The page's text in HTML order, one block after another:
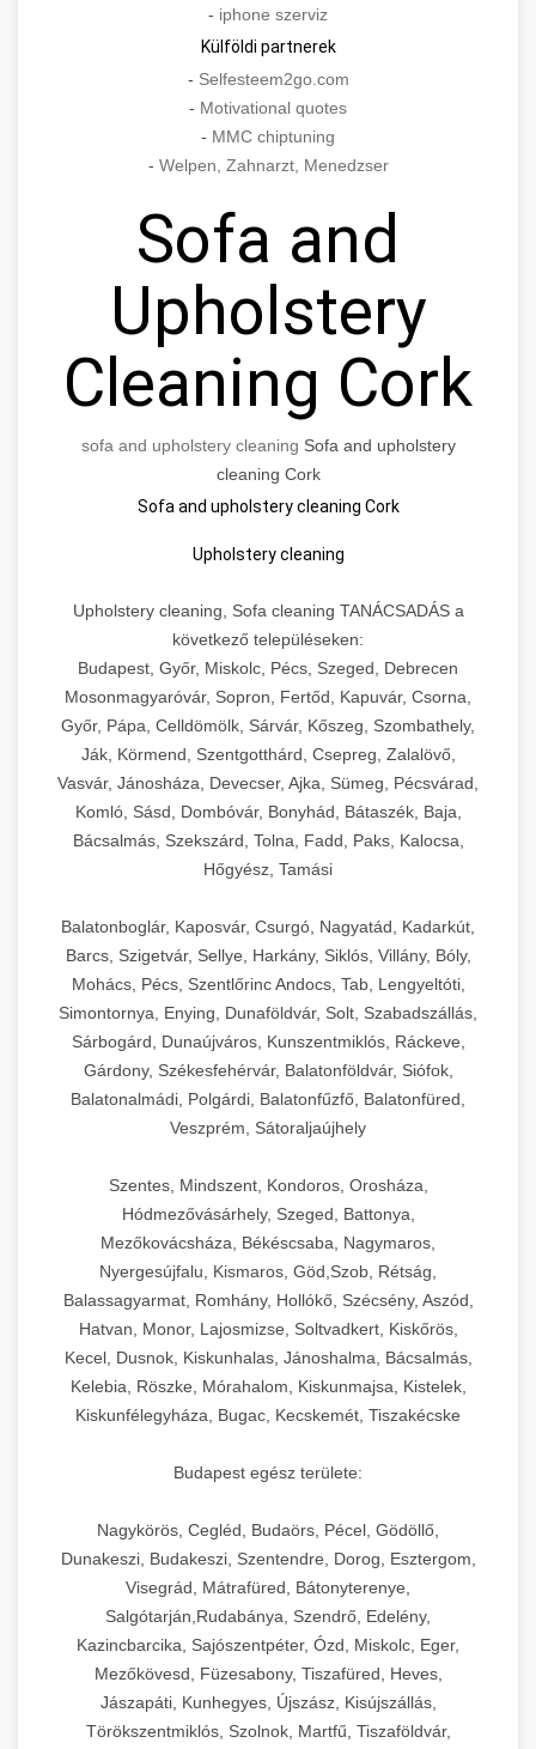
- iphone szerviz
Külföldi partnerek
- Selfesteem2go.com
- Motivational quotes
- MMC chiptuning
- Welpen, Zahnarzt, Menedzser
Sofa and
Upholstery
Cleaning Cork
sofa and upholstery cleaning Sofa and upholstery
cleaning Cork
Sofa and upholstery cleaning Cork
Upholstery cleaning
Upholstery cleaning, Sofa cleaning TANÁCSADÁS a
következő településeken:
Budapest, Győr, Miskolc, Pécs, Szeged, Debrecen
Mosonmagyaróvár, Sopron, Fertőd, Kapuvár, Csorna,
Győr, Pápa, Celldömölk, Sárvár, Kőszeg, Szombathely,
Ják, Körmend, Szentgotthárd, Csepreg, Zalalövő,
Vasvár, Jánosháza, Devecser, Ajka, Sümeg, Pécsvárad,
Komló, Sásd, Dombóvár, Bonyhád, Bátaszék, Baja,
Bácsalmás, Szekszárd, Tolna, Fadd, Paks, Kalocsa,
Hőgyész, Tamási
Balatonboglár, Kaposvár, Csurgó, Nagyatád, Kadarkút,
Barcs, Szigetvár, Sellye, Harkány, Siklós, Villány, Bóly,
Mohács, Pécs, Szentlőrinc Andocs, Tab, Lengyeltóti,
Simontornya, Enying, Dunaföldvár, Solt, Szabadszállás,
Sárbogárd, Dunaújváros, Kunszentmiklós, Ráckeve,
Gárdony, Székesfehérvár, Balatonföldvár, Siófok,
Balatonalmádi, Polgárdi, Balatonfűzfő, Balatonfüred,
Veszprém, Sátoraljaújhely
Szentes, Mindszent, Kondoros, Orosháza,
Hódmezővásárhely, Szeged, Battonya,
Mezőkovácsháza, Békéscsaba, Nagymaros,
Nyergesújfalu, Kismaros, Göd,Szob, Rétság,
Balassagyarmat, Romhány, Hollókő, Szécsény, Aszód,
Hatvan, Monor, Lajosmizse, Soltvadkert, Kiskőrös,
Kecel, Dusnok, Kiskunhalas, Jánoshalma, Bácsalmás,
Kelebia, Röszke, Mórahalom, Kiskunmajsa, Kistelek,
Kiskunfélegyháza, Bugac, Kecskemét, Tiszakécske
Budapest egész területe:
Nagykörös, Cegléd, Budaörs, Pécel, Gödöllő,
Dunakeszi, Budakeszi, Szentendre, Dorog, Esztergom,
Visegrád, Mátrafüred, Bátonyterenye,
Salgótarján,Rudabánya, Szendrő, Edelény,
Kazincbarcika, Sajószentpéter, Ózd, Miskolc, Eger,
Mezőkövesd, Füzesabony, Tiszafüred, Heves,
Jászapáti, Kunhegyes, Újszász, Kisújszállás,
Törökszentmiklós, Szolnok, Martfű, Tiszaföldvár,